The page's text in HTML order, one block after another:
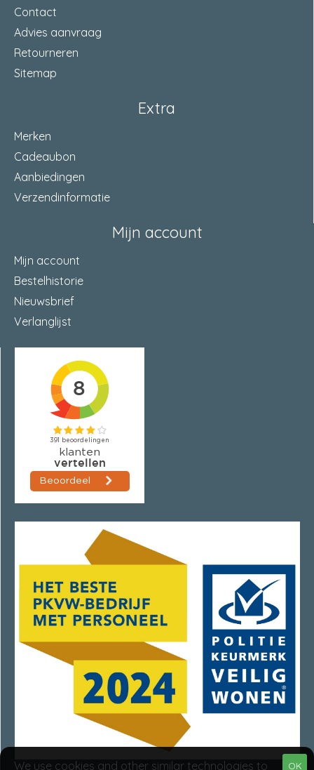
Contact
Advies aanvraag
Retourneren
Sitemap
Extra
Merken
Cadeaubon
Aanbiedingen
Verzendinformatie
Mijn account
Mijn account
Bestelhistorie
Nieuwsbrief
Verlanglijst
OK
We use cookies and other similar technologies to